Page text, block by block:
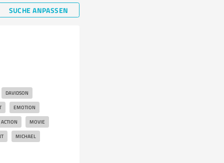
SUCHE ANPASSEN
DAVIDSON
EMOTION
ACTION MOVIE
MICHAEL